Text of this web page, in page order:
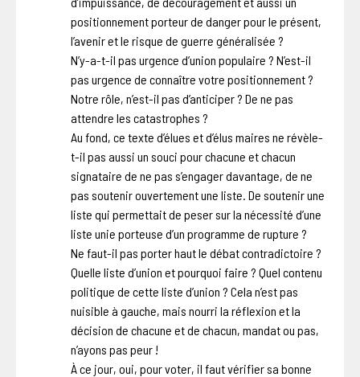
positionnement porteur de danger pour le présent,
l’avenir et le risque de guerre généralisée ?
N’y-a-t-il pas urgence d’union populaire ? N’est-il
pas urgence de connaître votre positionnement ?
Notre rôle, n’est-il pas d’anticiper ? De ne pas
attendre les catastrophes ?
Au fond, ce texte d’élues et d’élus maires ne révèle-
t-il pas aussi un souci pour chacune et chacun
signataire de ne pas s’engager davantage, de ne
pas soutenir ouvertement une liste. De soutenir une
liste qui permettait de peser sur la nécessité d’une
liste unie porteuse d’un programme de rupture ?
Ne faut-il pas porter haut le débat contradictoire ?
Quelle liste d’union et pourquoi faire ? Quel contenu
politique de cette liste d’union ? Cela n’est pas
nuisible à gauche, mais nourri la réflexion et la
décision de chacune et de chacun, mandat ou pas,
n’ayons pas peur !
À ce jour, oui, pour voter, il faut vérifier sa bonne